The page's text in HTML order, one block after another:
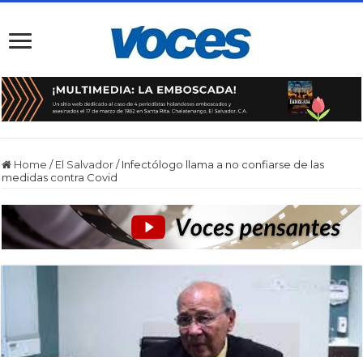
Home / El Salvador / Infectólogo llama a no confiarse de las
medidas contra Covid